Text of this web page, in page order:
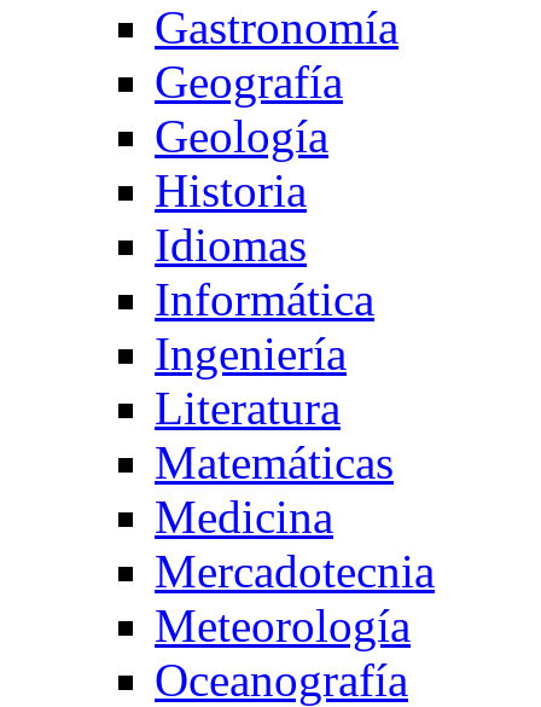
Gastronomía
Geografía
Geología
Historia
Idiomas
Informática
Ingeniería
Literatura
Matemáticas
Medicina
Mercadotecnia
Meteorología
Oceanografía